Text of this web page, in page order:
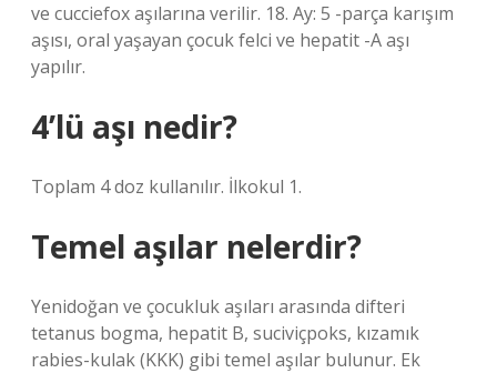
ve cucciefox aşılarına verilir. 18. Ay: 5 -parça karışım
aşısı, oral yaşayan çocuk felci ve hepatit -A aşı
yapılır.
4’lü aşı nedir?
Toplam 4 doz kullanılır. İlkokul 1.
Temel aşılar nelerdir?
Yenidoğan ve çocukluk aşıları arasında difteri
tetanus bogma, hepatit B, suciviçpoks, kızamık
rabies-kulak (KKK) gibi temel aşılar bulunur. Ek